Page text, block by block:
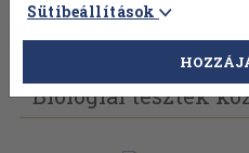
Vissza az előző oldalra
Biológiai tesztek
Sütibeállítások